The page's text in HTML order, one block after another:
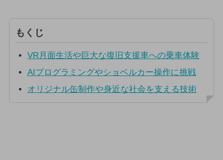
もくじ
VR月面生活や巨大な復旧支援車への乗車体験
AIプログラミングやショベルカー操作に挑戦
オリジナル缶制作や身近な社会を支える技術